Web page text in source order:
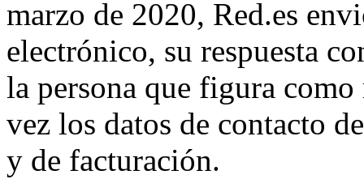
marzo de 2020, Red.es
electrónico, su respuesta
la persona que figura
vez los datos de contacto
y de facturación.